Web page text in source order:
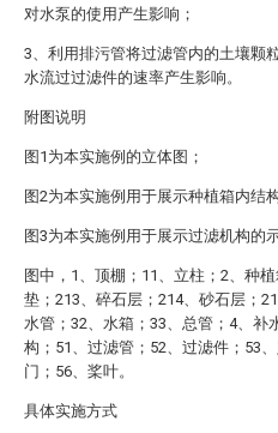
对水泵的使用产生影响；
3、利用排污管将过滤管内的土壤颗
水流过过滤件的速率产生影响。
附图说明
图1为本实施例的立体图；
图2为本实施例用于展示种植箱内结
图3为本实施例用于展示过滤机构的示
图中，1、顶棚；11、立柱；2、种
垫；213、碎石层；214、砂石层；
水管；32、水箱；33、总管；4、补
构；51、过滤管；52、过滤件；53
门；56、桨叶。
具体实施方式